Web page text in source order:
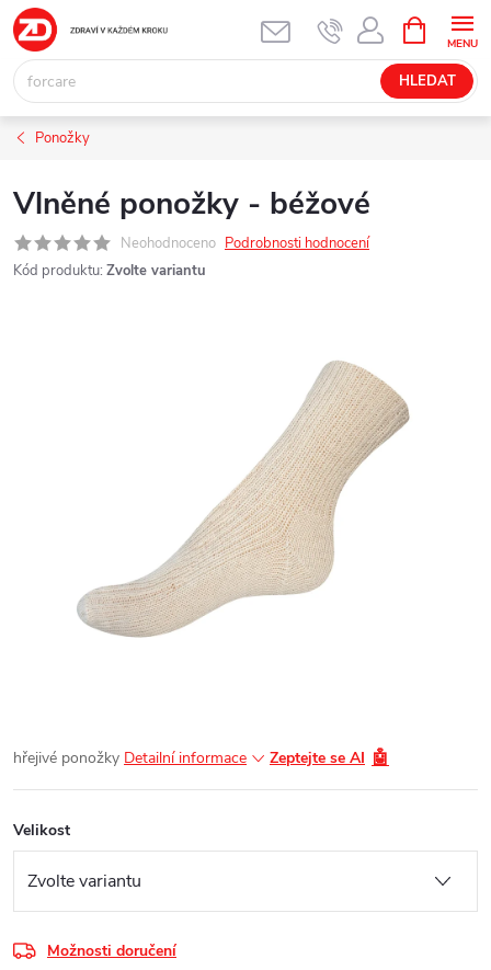
Přejít
na
obsah
HLEDAT
NÁKUPNÍ
KOŠÍK
Ponožky
Vlněné ponožky - béžové
Neohodnoceno Podrobnosti hodnocení
Kód produktu: Zvolte variantu
hřejivé ponožky Detailní informace Zeptejte se AI 🤖
Velikost
Možnosti doručení